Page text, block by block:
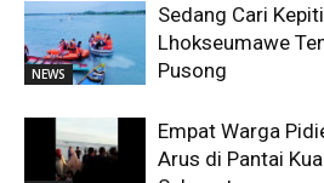
NEWS
Sedang Cari
Lhokseumawe
Pusong
Empat Warga
Arus di Pantai